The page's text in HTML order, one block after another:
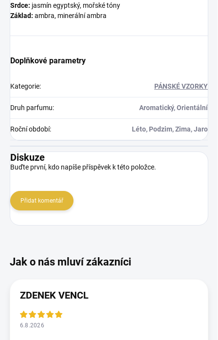
Srdce: jasmín egyptský, mořské tóny
Základ: ambra, minerální ambra
Doplňkové parametry
Kategorie: PÁNSKÉ VZORKY
Druh parfumu: Aromatický, Orientální
Roční období: Léto, Podzim, Zima, Jaro
Diskuze
Buďte první, kdo napíše příspěvek k této položce.
Přidat komentář
ZDENEK VENCL
6.8.2026